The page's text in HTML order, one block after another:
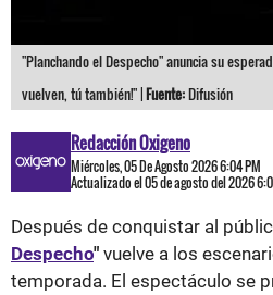
"Planchando el Despecho" anuncia su
vuelven, tú también!" |Fuente:Difusión
Redacción Oxigeno
Miércoles, 05 De Agosto 2026 6:04 PM
Actualizado el 05 de agosto del 2026
Después de conquistar al
Despecho" vuelve a los
temporada. El espectáculo se